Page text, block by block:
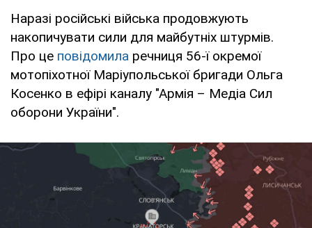
Наразі російські війська продовжують
накопичувати сили для майбутніх штурмів.
Про це повідомила речниця 56-ї окремої
мотопіхотної Маріупольської бригади Ольга
Косенко в ефірі каналу "Армія – Медіа Сил
оборони України".